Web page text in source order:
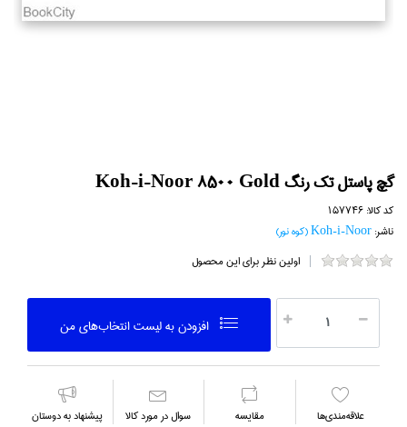
گچ پاستل تك رنگ Koh-i-Noor 8500 Gold
کد کالا:157746
ناشر:Koh-i-Noor (كوه نور)
اولین نظر برای این محصول
افزودن به ليست انتخاب‌هاي من
علاقه‌مندي‌ها مقايسه سوال در مورد كالا پیشنهاد به دوستان